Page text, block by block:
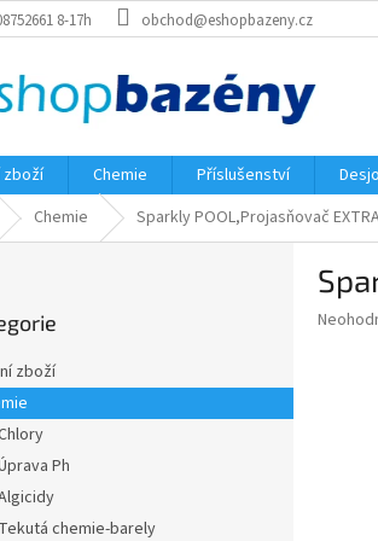
8-17h obchod@eshopbazeny.cz
zboží Chemie Příslušenství
Chemie Sparkly POOL,Projasňovač
zboží
Ph
Tekutá chemie-barely